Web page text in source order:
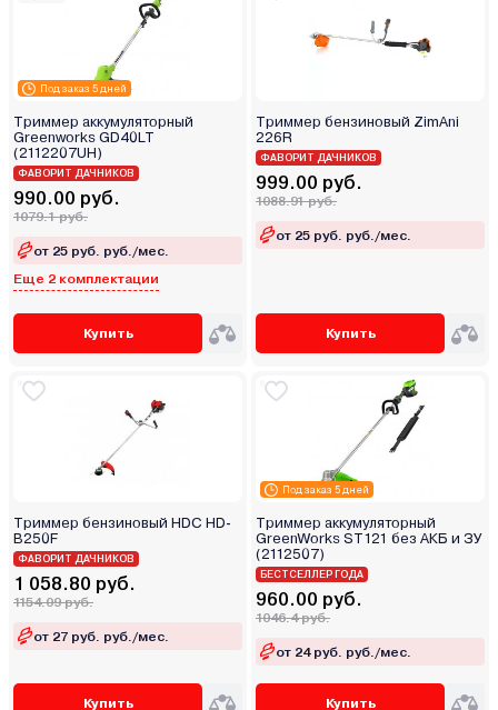
Под заказ 5 дней
Триммер аккумуляторный
Greenworks GD40LT
(2112207UH)
ФАВОРИТ ДАЧНИКОВ
990.00 руб.
1079.1 руб.
от 25 руб. руб./мес.
Еще 2 комплектации
Купить
Триммер бензиновый ZimAni
226R
ФАВОРИТ ДАЧНИКОВ
999.00 руб.
1088.91 руб.
от 25 руб. руб./мес.
Купить
Триммер бензиновый HDC HD-
B250F
ФАВОРИТ ДАЧНИКОВ
1 058.80 руб.
1154.09 руб.
от 27 руб. руб./мес.
Купить
Под заказ 5 дней
Триммер аккумуляторный
GreenWorks ST121 без АКБ и ЗУ
(2112507)
БЕСТСЕЛЛЕР ГОДА
960.00 руб.
1046.4 руб.
от 24 руб. руб./мес.
Купить